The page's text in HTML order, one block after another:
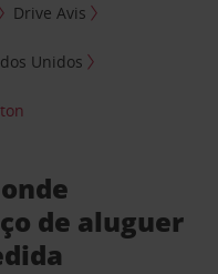
Drive Avis
Unidos
de aluguer